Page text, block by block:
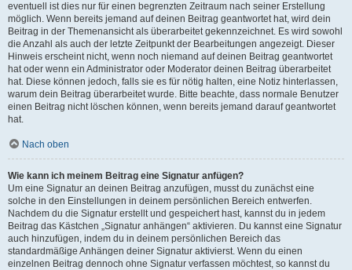
eventuell ist dies nur für einen begrenzten Zeitraum nach seiner Erstellung
möglich. Wenn bereits jemand auf deinen Beitrag geantwortet hat, wird dein
Beitrag in der Themenansicht als überarbeitet gekennzeichnet. Es wird sowohl
die Anzahl als auch der letzte Zeitpunkt der Bearbeitungen angezeigt. Dieser
Hinweis erscheint nicht, wenn noch niemand auf deinen Beitrag geantwortet
hat oder wenn ein Administrator oder Moderator deinen Beitrag überarbeitet
hat. Diese können jedoch, falls sie es für nötig halten, eine Notiz hinterlassen,
warum dein Beitrag überarbeitet wurde. Bitte beachte, dass normale Benutzer
einen Beitrag nicht löschen können, wenn bereits jemand darauf geantwortet
hat.
Nach oben
Wie kann ich meinem Beitrag eine Signatur anfügen?
Um eine Signatur an deinen Beitrag anzufügen, musst du zunächst eine
solche in den Einstellungen in deinem persönlichen Bereich entwerfen.
Nachdem du die Signatur erstellt und gespeichert hast, kannst du in jedem
Beitrag das Kästchen „Signatur anhängen“ aktivieren. Du kannst eine Signatur
auch hinzufügen, indem du in deinem persönlichen Bereich das
standardmäßige Anhängen deiner Signatur aktivierst. Wenn du einen
einzelnen Beitrag dennoch ohne Signatur verfassen möchtest, so kannst du